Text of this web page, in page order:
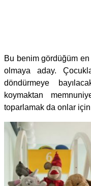
Bu benim gördüğüm en
olmaya aday.
döndürmeye
koymaktan
toparlamak da onlar